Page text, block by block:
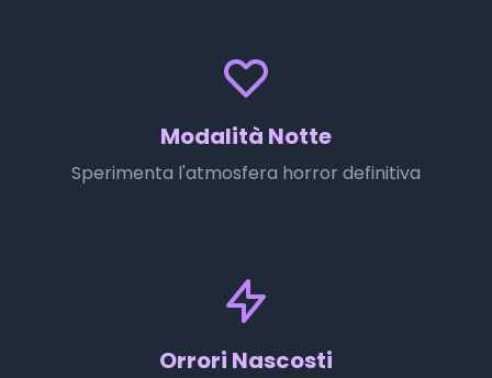
Modalità Notte
Sperimenta l'atmosfera horror definitiva
Orrori Nascosti